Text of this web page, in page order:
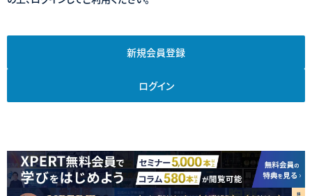
新規会員登録
ログイン